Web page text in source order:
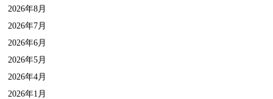
2026年8月
2026年7月
2026年6月
2026年5月
2026年4月
2026年1月